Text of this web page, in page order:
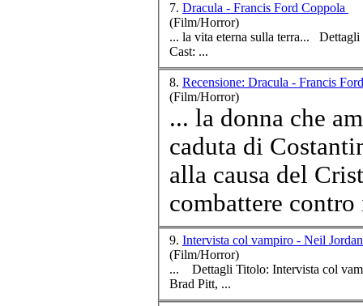
7. Dracula - Francis Ford Coppola
(Film/Horror)
Cast: ...
8. Recensione: Dracula - Francis
(Film/Horror)
... la donna che
caduta di
alla causa del
combattere
9. Intervista col vampiro - Neil
(Film/Horror)
Brad Pitt, ...